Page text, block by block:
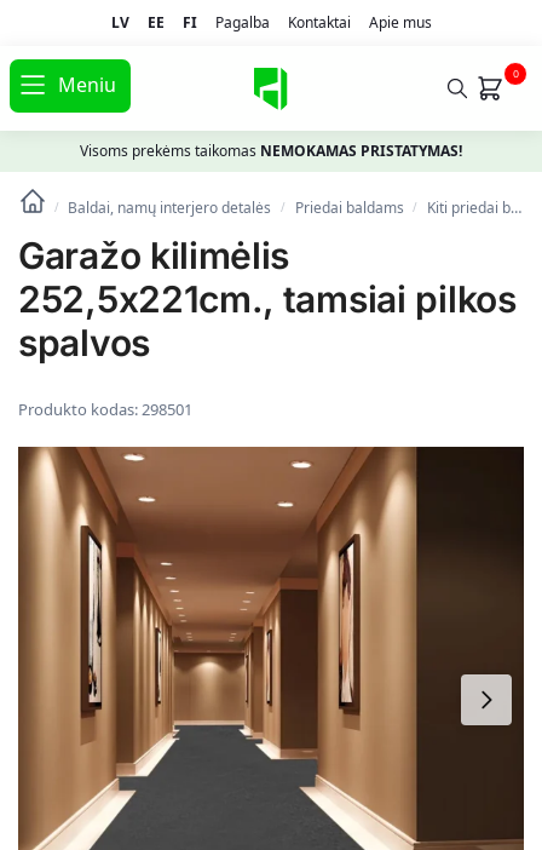
LV EE FI Pagalba Kontaktai Apie mus
Meniu 0
Visoms prekėms taikomas NEMOKAMAS PRISTATYMAS!
/ Baldai, namų interjero detalės / Priedai baldams / Kiti priedai baldams
Garažo kilimėlis
252,5x221cm., tamsiai pilkos
spalvos
Produkto kodas:298501